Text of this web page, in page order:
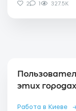
2 1 327.5K
этих городах
Работа в Киеве